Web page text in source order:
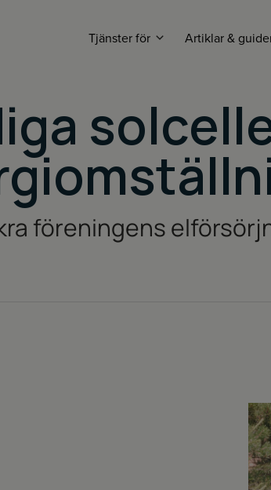
Tjänster för
Villaägare
Artiklar &
Om oss
föreningens